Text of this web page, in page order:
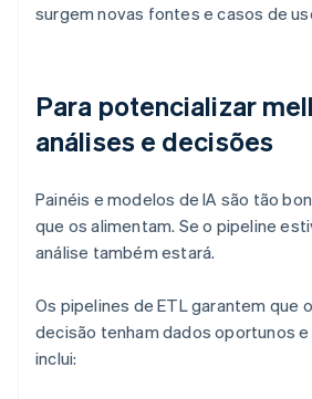
surgem novas fontes e casos de
Para potencializar
análises e decisões
Painéis e modelos de IA são tão
que os alimentam. Se o pipeline
análise também estará.
Os pipelines de ETL garantem que
decisão tenham dados oportunos
inclui: